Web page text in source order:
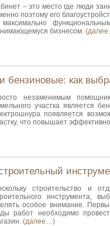
– это место где люди
поэтому его
бизнесом.
бензиновые: как
незаменимым
участка является
появляется
что повышает
строительство и
инструмента,
особое внимание.
работ необходимо
(далее…)